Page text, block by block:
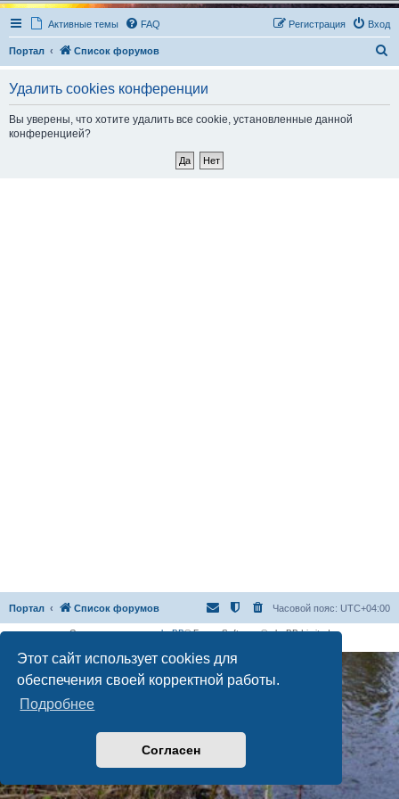
Этот сайт использует cookies для
обеспечения своей корректной работы.
Подробнее
Согласен
Активные темы FAQ Вход
Регистрация
Портал Список форумов
Удалить cookies конференции
Вы уверены, что хотите удалить все cookie, установленные данной
конференцией?
Портал Список форумов Часовой пояс: UTC+04:00
Создано на основеphpBB® Forum Software © phpBB Limited